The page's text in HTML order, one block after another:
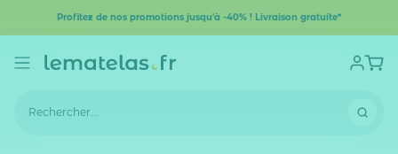
Profitez de nos promotions jusqu'à -40% ! Livraison gratuite*